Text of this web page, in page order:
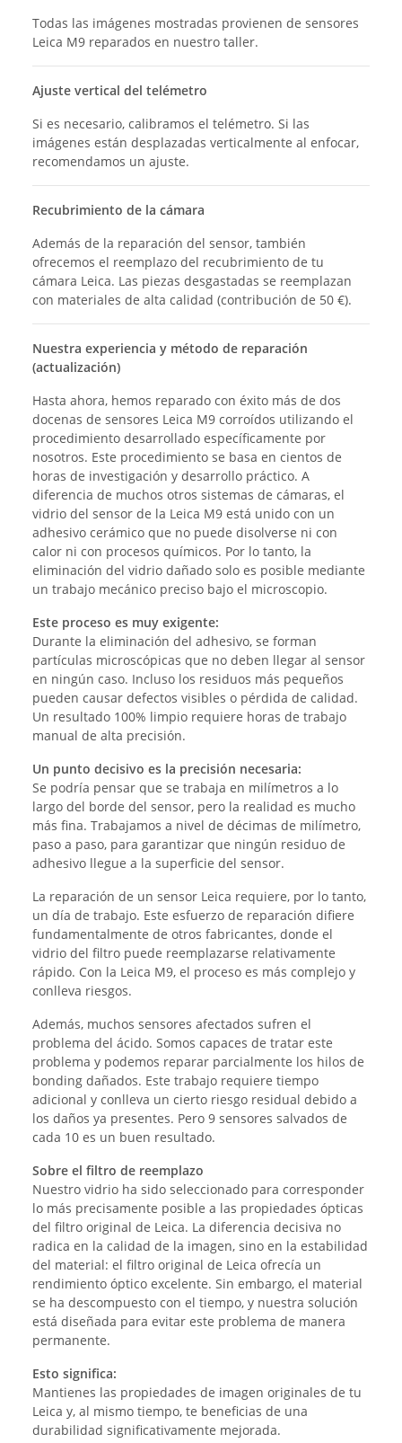
Todas las imágenes mostradas provienen de sensores
Leica M9 reparados en nuestro taller.
Ajuste vertical del telémetro
Si es necesario, calibramos el telémetro. Si las
imágenes están desplazadas verticalmente al enfocar,
recomendamos un ajuste.
Recubrimiento de la cámara
Además de la reparación del sensor, también
ofrecemos el reemplazo del recubrimiento de tu
cámara Leica. Las piezas desgastadas se reemplazan
con materiales de alta calidad (contribución de 50 €).
Nuestra experiencia y método de reparación
(actualización)
Hasta ahora, hemos reparado con éxito más de dos
docenas de sensores Leica M9 corroídos utilizando el
procedimiento desarrollado específicamente por
nosotros. Este procedimiento se basa en cientos de
horas de investigación y desarrollo práctico. A
diferencia de muchos otros sistemas de cámaras, el
vidrio del sensor de la Leica M9 está unido con un
adhesivo cerámico que no puede disolverse ni con
calor ni con procesos químicos. Por lo tanto, la
eliminación del vidrio dañado solo es posible mediante
un trabajo mecánico preciso bajo el microscopio.
Este proceso es muy exigente:
Durante la eliminación del adhesivo, se forman
partículas microscópicas que no deben llegar al sensor
en ningún caso. Incluso los residuos más pequeños
pueden causar defectos visibles o pérdida de calidad.
Un resultado 100% limpio requiere horas de trabajo
manual de alta precisión.
Un punto decisivo es la precisión necesaria:
Se podría pensar que se trabaja en milímetros a lo
largo del borde del sensor, pero la realidad es mucho
más fina. Trabajamos a nivel de décimas de milímetro,
paso a paso, para garantizar que ningún residuo de
adhesivo llegue a la superficie del sensor.
La reparación de un sensor Leica requiere, por lo tanto,
un día de trabajo. Este esfuerzo de reparación difiere
fundamentalmente de otros fabricantes, donde el
vidrio del filtro puede reemplazarse relativamente
rápido. Con la Leica M9, el proceso es más complejo y
conlleva riesgos.
Además, muchos sensores afectados sufren el
problema del ácido. Somos capaces de tratar este
problema y podemos reparar parcialmente los hilos de
bonding dañados. Este trabajo requiere tiempo
adicional y conlleva un cierto riesgo residual debido a
los daños ya presentes. Pero 9 sensores salvados de
cada 10 es un buen resultado.
Sobre el filtro de reemplazo
Nuestro vidrio ha sido seleccionado para corresponder
lo más precisamente posible a las propiedades ópticas
del filtro original de Leica. La diferencia decisiva no
radica en la calidad de la imagen, sino en la estabilidad
del material: el filtro original de Leica ofrecía un
rendimiento óptico excelente. Sin embargo, el material
se ha descompuesto con el tiempo, y nuestra solución
está diseñada para evitar este problema de manera
permanente.
Esto significa:
Mantienes las propiedades de imagen originales de tu
Leica y, al mismo tiempo, te beneficias de una
durabilidad significativamente mejorada.